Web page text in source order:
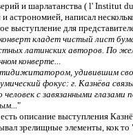
и шарлатанства (l' Institut du
астрономией, написал
выступление для
кладет чистый лист
латинских авторов. По
конверте...
удивившим
фокус: г. Казнёва
с завязанными глазами
"
описание выступления
зрелищные элементы, кок